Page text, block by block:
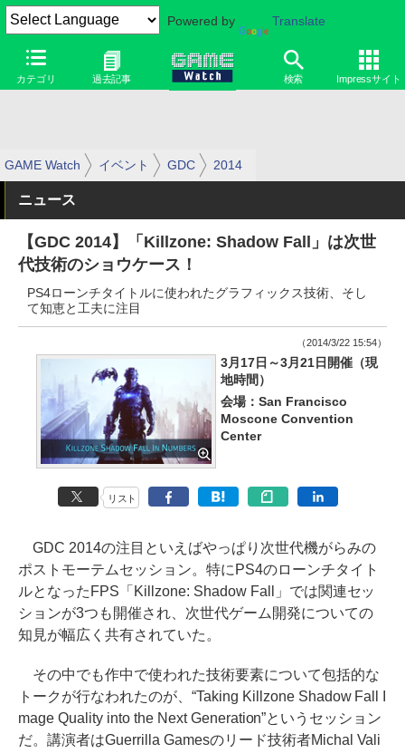
Powered by Translate
カテゴリ 過去記事 検索 Impressサイト
GAME Watch イベント GDC 2014
ニュース
【GDC 2014】「Killzone: Shadow Fall」は次世
代技術のショウケース！
PS4ローンチタイトルに使われたグラフィックス技術、そし
て知恵と工夫に注目
（2014/3/22 15:54）
3月17日～3月21日開催（現
地時間）
会場：San Francisco
Moscone Convention
Center
リスト
GDC 2014の注目といえばやっぱり次世代機がらみの
ポストモーテムセッション。特にPS4のローンチタイト
ルとなったFPS「Killzone: Shadow Fall」では関連セッ
ションが3つも開催され、次世代ゲーム開発についての
知見が幅広く共有されていた。
その中でも作中で使われた技術要素について包括的な
トークが行なわれたのが、“Taking Killzone Shadow Fall I
mage Quality into the Next Generation”というセッション
だ。講演者はGuerrilla Gamesのリード技術者Michal Vali